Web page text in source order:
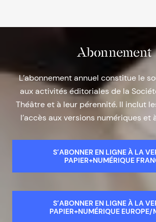
Abonnement
L’abonnement annuel constitue le
aux activités éditoriales de la
Théâtre et à leur pérennité. Il inclut
l’accès aux versions numériques et
S’ABONNER EN LIGNE À LA
PAPIER+NUMÉRIQUE
S’ABONNER EN LIGNE À LA
PAPIER+NUMÉRIQUE EUROPE/